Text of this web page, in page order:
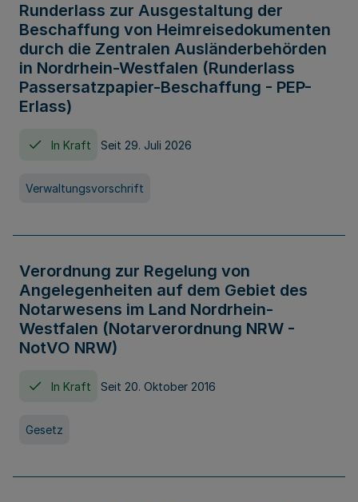
Runderlass zur Ausgestaltung der
Beschaffung von Heimreisedokumenten
durch die Zentralen Ausländerbehörden
in Nordrhein-Westfalen (Runderlass
Passersatzpapier-Beschaffung - PEP-
Erlass)
In Kraft Seit 29. Juli 2026
Verwaltungsvorschrift
Verordnung zur Regelung von
Angelegenheiten auf dem Gebiet des
Notarwesens im Land Nordrhein-
Westfalen (Notarverordnung NRW -
NotVO NRW)
In Kraft Seit 20. Oktober 2016
Gesetz